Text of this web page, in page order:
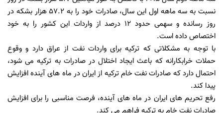
نسبت به سه ماهه اول این سال، صادرات خود را به 57.2 هزار بشکه در
روز رسانده و سهمی حدود 12 درصد از واردات این کشور را به خود
اختصاص داده است.
با توجه به مشکلاتی که ترکیه برای واردات نفت از عراق دارد و وقوع
حملات خرابکارانه که باعث ایجاد اختلال در صادرات به ترکیه می شود،
احتمال دارد که صادرات نفت خام ترکیه از ایران در ماه های آینده افزایش
پیدا کند.
رفع تحریم های ایران در ماه های آینده، فرصت مناسبی را برای افزایش